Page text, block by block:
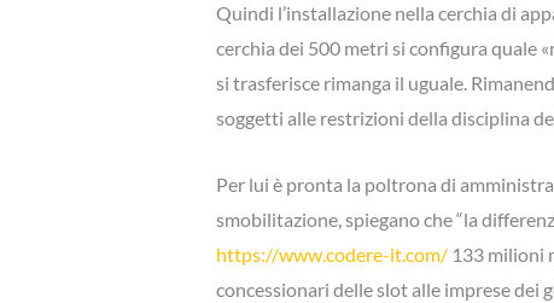
Quindi l’installazione nella cerchia di
cerchia dei 500 metri si configura quale
si trasferisce rimanga il uguale.
soggetti alle restrizioni della disciplina
Per lui è pronta la poltrona di
smobilitazione, spiegano che “la
https://www.codere-it.com/133 milioni
concessionari delle slot alle imprese dei